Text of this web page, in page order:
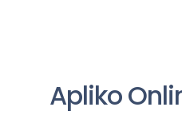
Apliko